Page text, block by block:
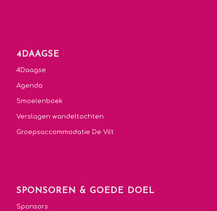
4DAAGSE
4Daagse
Agenda
Smoelenboek
Verslagen wandeltochten
Groepsaccommodatie De Vilt
SPONSOREN & GOEDE DOEL
Sponsors